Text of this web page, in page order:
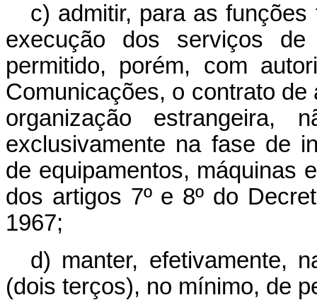
c) admitir, para as
execução dos serviços de
permitido, porém, com
Comunicações, o contrato
organização
exclusivamente na fase de
de equipamentos, máquinas
dos artigos 7º e 8º do
1967;
d) manter, efetivamente,
(dois terços), no mínimo, de